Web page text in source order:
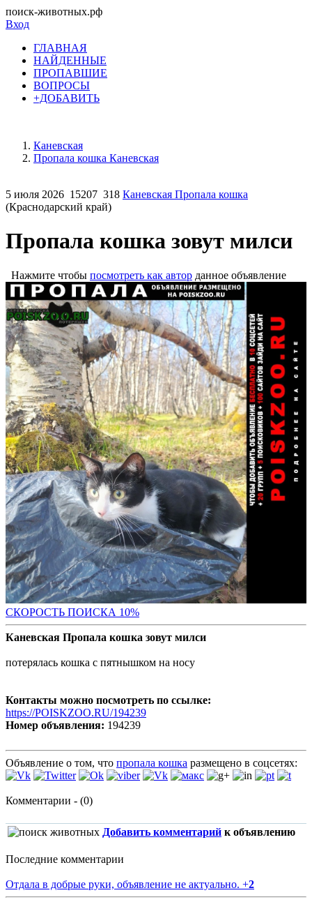
поиск-животных.рф
Вход
ГЛАВНАЯ
НАЙДЕННЫЕ
ПРОПАВШИЕ
ВОПРОСЫ
+ДОБАВИТЬ
Каневская
Пропала кошка Каневская
5 июля 2026 15207 318 Каневская Пропала кошка
(Краснодарский край)
Пропала кошка зовут милси
Нажмите чтобы посмотреть как автор данное объявление
СКОРОСТЬ ПОИСКА 10%
Каневская Пропала кошка зовут милси
потерялась кошка с пятнышком на носу
Контакты можно посмотреть по ссылке:
https://POISKZOO.RU/194239
Номер объявления: 194239
Объявление о том, что пропала кошка размещено в соцсетях:
Комментарии - (0)
Добавить комментарий к объявлению
Последние комментарии
Отдала в добрые руки, объявление не актуально. +2